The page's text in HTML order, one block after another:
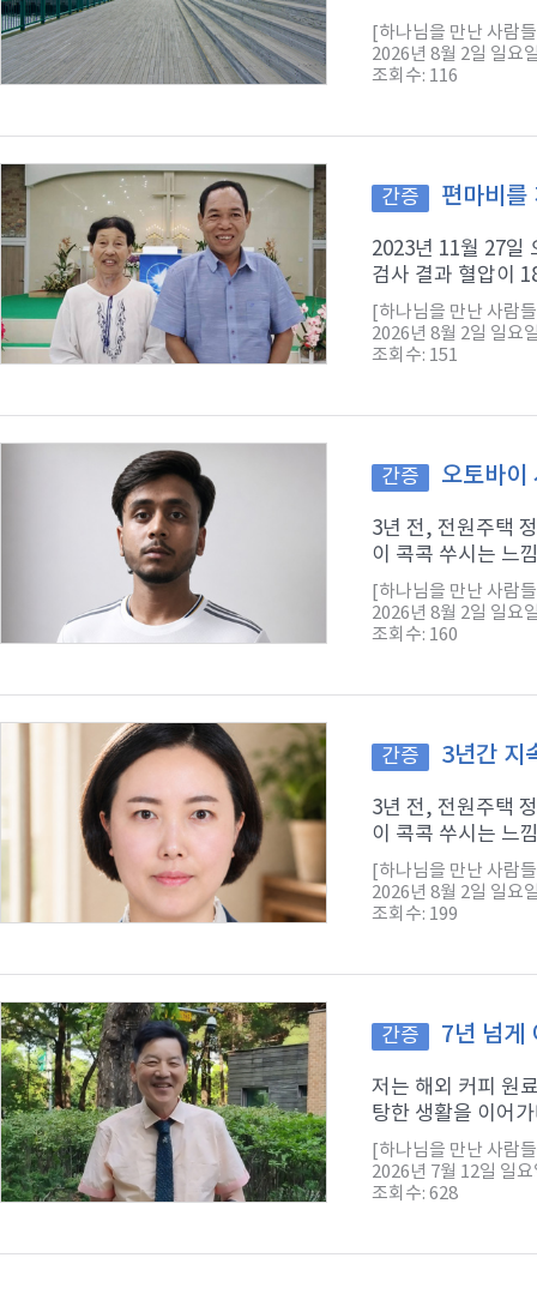
[하나님을 만난 사람
2026년 8월 2일 일요
조회수: 116
간증 편마비를
2023년 11월 27일
검사 결과 혈압이
[하나님을 만난 사람
2026년 8월 2일 일요
조회수: 151
간증 오토바이
3년 전, 전원주택
이 콕콕 쑤시는 느
[하나님을 만난 사람
2026년 8월 2일 일요
조회수: 160
간증 3년간 지
3년 전, 전원주택
이 콕콕 쑤시는 느
[하나님을 만난 사람
2026년 8월 2일 일요
조회수: 199
간증 7년 넘게
저는 해외 커피 원
탕한 생활을 이어
[하나님을 만난 사람
2026년 7월 12일 일요
조회수: 628